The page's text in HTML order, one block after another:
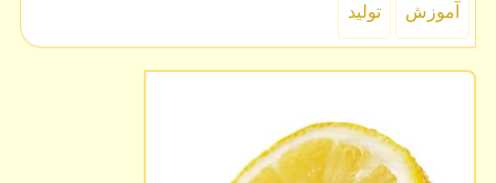
آموزش تولید